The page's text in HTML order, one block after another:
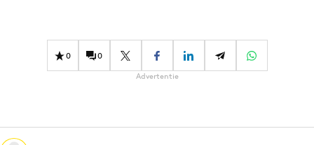
Effectiviteit
Gedragsverandering
Martech
0 0
Advertentie